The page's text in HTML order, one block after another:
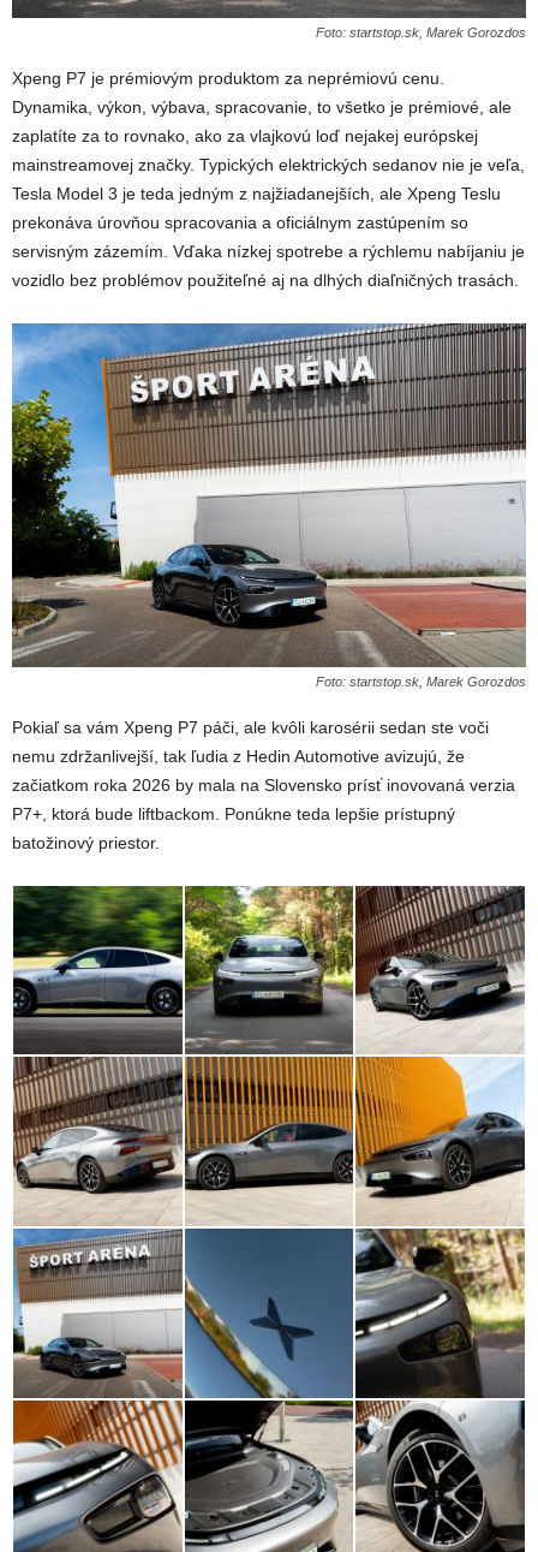
Foto: startstop.sk, Marek Gorozdos
Xpeng P7 je prémiovým produktom za neprémiovú cenu.
Dynamika, výkon, výbava, spracovanie, to všetko je prémiové, ale
zaplatíte za to rovnako, ako za vlajkovú loď nejakej európskej
mainstreamovej značky. Typických elektrických sedanov nie je veľa,
Tesla Model 3 je teda jedným z najžiadanejších, ale Xpeng Teslu
prekonáva úrovňou spracovania a oficiálnym zastúpením so
servisným zázemím. Vďaka nízkej spotrebe a rýchlemu nabíjaniu je
vozidlo bez problémov použiteľné aj na dlhých diaľničných trasách.
Foto: startstop.sk, Marek Gorozdos
Pokiaľ sa vám Xpeng P7 páči, ale kvôli karosérii sedan ste voči
nemu zdržanlivejší, tak ľudia z Hedin Automotive avizujú, že
začiatkom roka 2026 by mala na Slovensko prísť inovovaná verzia
P7+, ktorá bude liftbackom. Ponúkne teda lepšie prístupný
batožinový priestor.